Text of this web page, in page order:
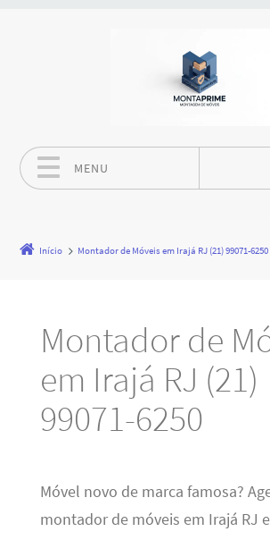
MENU
Início Montador de Móveis em Irajá RJ (21) 99071-6250
Montador de
em Irajá RJ (21)
99071-6250
Móvel novo de marca famosa?
montador de móveis em Irajá RJ